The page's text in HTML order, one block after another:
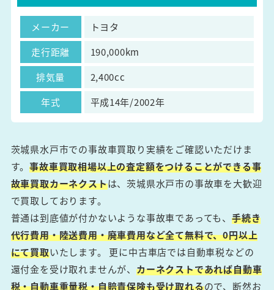
メーカー
トヨタ
走行距離
190,000km
排気量
2,400cc
年式
平成14年/2002年
茨城県水戸市での事故車買取り実績をご確認いただけま
す。事故車買取相場以上の査定額をつけることができる事
故車買取カーネクストは、茨城県水戸市の事故車を大歓迎
で買取しております。
普通は到底値が付かないような事故車であっても、手続き
代行費用・陸送費用・廃車費用など全て無料で、0円以上
にて買取いたします。 更に中古車店では自動車税などの
還付金を受け取れませんが、カーネクストであれば自動車
税・自動車重量税・自賠責保険も受け取れるので、断然お